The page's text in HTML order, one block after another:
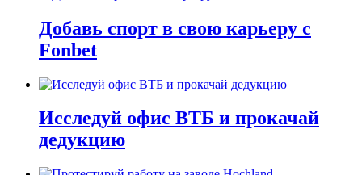
Добавь спорт в свою карьеру с
Fonbet
Исследуй офис ВТБ и прокачай
дедукцию